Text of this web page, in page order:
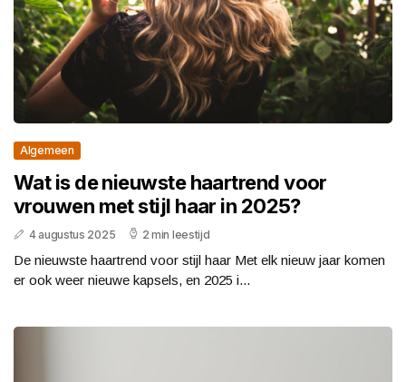
Algemeen
Wat is de nieuwste haartrend voor
vrouwen met stijl haar in 2025?
4 augustus 2025 2 min leestijd
De nieuwste haartrend voor stijl haar Met elk nieuw jaar komen
er ook weer nieuwe kapsels, en 2025 i...